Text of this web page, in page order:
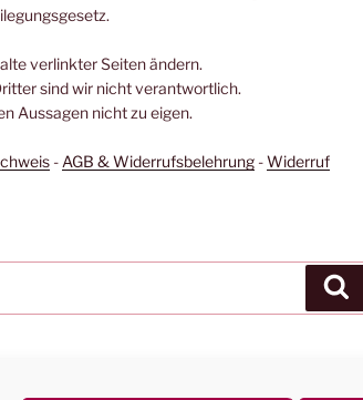
verlinkter Seiten ändern.
sind wir nicht verantwortlich.
Aussagen nicht zu eigen.
- AGB & Widerrufsbelehrung-Widerruf